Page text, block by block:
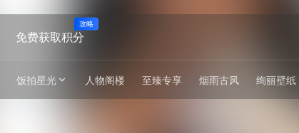
免费获取积分
攻略
饭拍星光 人物阁楼 至臻专享 烟雨古风 绚丽壁纸